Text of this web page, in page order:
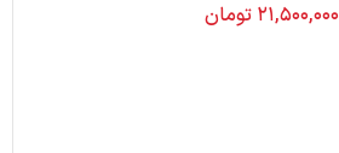
۲۱,۵۰۰,۰۰۰ تومان